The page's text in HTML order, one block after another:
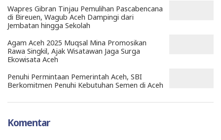
Wapres Gibran Tinjau Pemulihan Pascabencana
di Bireuen, Wagub Aceh Dampingi dari
Jembatan hingga Sekolah
Agam Aceh 2025 Muqsal Mina Promosikan
Rawa Singkil, Ajak Wisatawan Jaga Surga
Ekowisata Aceh
Penuhi Permintaan Pemerintah Aceh, SBI
Berkomitmen Penuhi Kebutuhan Semen di Aceh
Komentar